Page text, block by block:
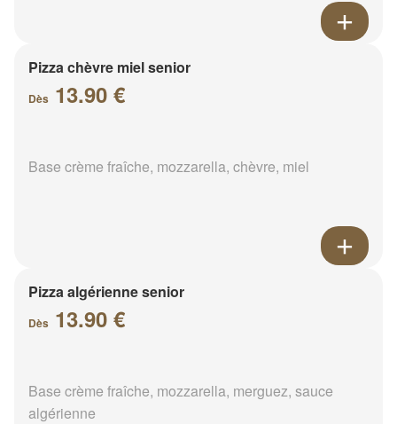
Pizza chèvre miel senior
Dès 13.90 €
Base crème fraîche, mozzarella, chèvre, miel
Pizza algérienne senior
Dès 13.90 €
Base crème fraîche, mozzarella, merguez, sauce
algérienne